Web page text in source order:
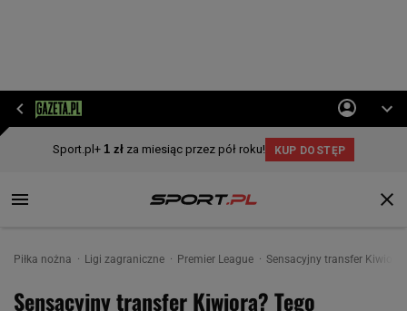
Piłka nożna Ligi zagraniczne Premier League Sensacyjny transfer
Sensacyjny transfer Kiwiora? Tego